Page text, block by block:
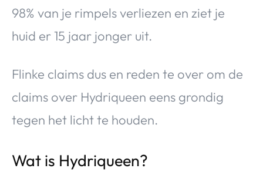
Travel
Lifestyle
98% van je rimpels verliezen en ziet je
huid er 15 jaar jonger uit.
Flinke claims dus en reden te over om de
claims over Hydriqueen eens grondig
tegen het licht te houden.
Wat is Hydriqueen?